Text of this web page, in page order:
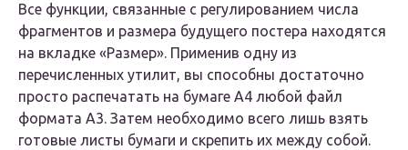
Все функции, связанные с регулированием числа
фрагментов и размера будущего постера находятся
на вкладке «Размер». Применив одну из
перечисленных утилит, вы способны достаточно
просто распечатать на бумаге А4 любой файл
формата А3. Затем необходимо всего лишь взять
готовые листы бумаги и скрепить их между собой.